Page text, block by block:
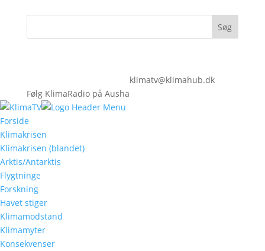
Følg KlimaRadio på Ausha
klimatv@klimahub.dk
Forside
Klimakrisen
Klimakrisen (blandet)
Arktis/Antarktis
Flygtninge
Forskning
Havet stiger
Klimamodstand
Klimamyter
Konsekvenser